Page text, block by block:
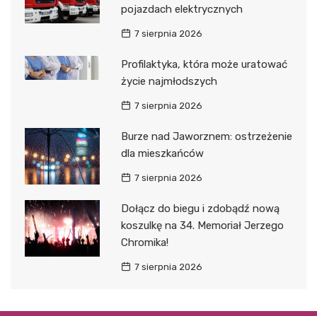
pojazdach elektrycznych
7 sierpnia 2026
Profilaktyka, która może uratować
życie najmłodszych
7 sierpnia 2026
Burze nad Jaworznem: ostrzeżenie
dla mieszkańców
7 sierpnia 2026
Dołącz do biegu i zdobądź nową
koszulkę na 34. Memoriał Jerzego
Chromika!
7 sierpnia 2026